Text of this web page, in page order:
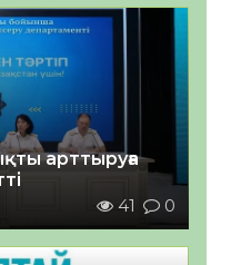
арттыруға
41 0